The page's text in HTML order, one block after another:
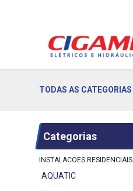
TODAS AS CATEGORIAS
Categorias
INSTALACOES RESIDENCIAIS
AQUATIC